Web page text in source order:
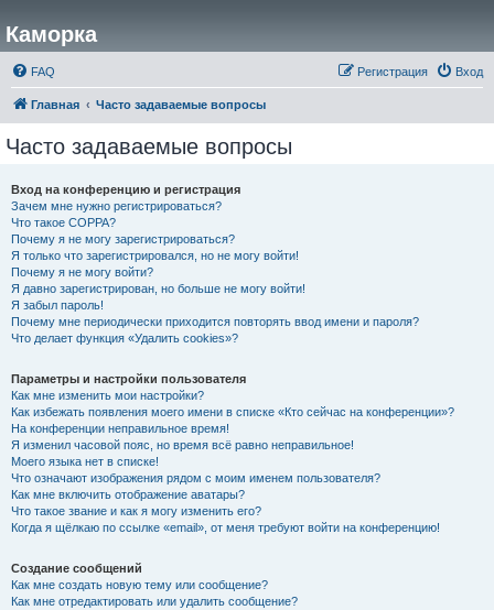
Каморка
FAQ Вход
Регистрация
Главная Часто задаваемые вопросы
Часто задаваемые вопросы
Вход на конференцию и регистрация
Зачем мне нужно регистрироваться?
Что такое COPPA?
Почему я не могу зарегистрироваться?
Я только что зарегистрировался, но не могу войти!
Почему я не могу войти?
Я давно зарегистрирован, но больше не могу войти!
Я забыл пароль!
Почему мне периодически приходится повторять ввод имени и пароля?
Что делает функция «Удалить cookies»?
Параметры и настройки пользователя
Как мне изменить мои настройки?
Как избежать появления моего имени в списке «Кто сейчас на конференции»?
На конференции неправильное время!
Я изменил часовой пояс, но время всё равно неправильное!
Моего языка нет в списке!
Что означают изображения рядом с моим именем пользователя?
Как мне включить отображение аватары?
Что такое звание и как я могу изменить его?
Когда я щёлкаю по ссылке «email», от меня требуют войти на конференцию!
Создание сообщений
Как мне создать новую тему или сообщение?
Как мне отредактировать или удалить сообщение?